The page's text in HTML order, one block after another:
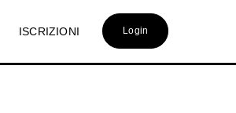
ISCRIZIONI Login